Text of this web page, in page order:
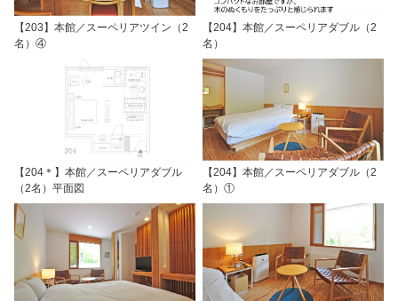
【203】本館／スーペリアツイン（2
名）④
【204】本館／スーペリアダブル（2
名）
【204＊】本館／スーペリアダブル
（2名）平面図
【204】本館／スーペリアダブル（2
名）①